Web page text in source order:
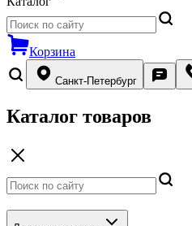
Корзина
Санкт-Петербург
Каталог товаров